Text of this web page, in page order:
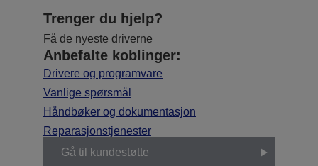
Trenger du hjelp?
Få de nyeste driverne
Anbefalte koblinger:
Drivere og programvare
Vanlige spørsmål
Håndbøker og dokumentasjon
Reparasjonstjenester
Gå til kundestøtte